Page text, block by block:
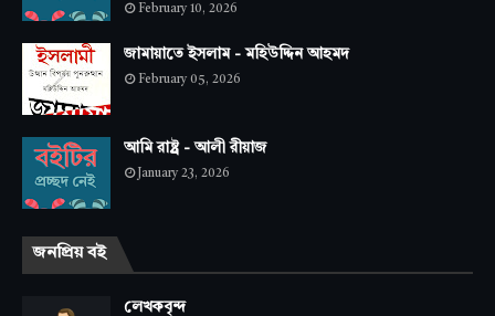
February 10, 2026
জামায়াতে ইসলাম - মহিউদ্দিন আহমদ
February 05, 2026
আমি রাষ্ট্র - আলী রীয়াজ
January 23, 2026
জনপ্রিয় বই
লেখকবৃন্দ